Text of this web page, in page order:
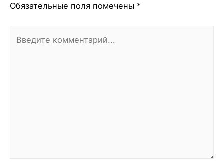
Обязательные поля помечены *
комментарий...